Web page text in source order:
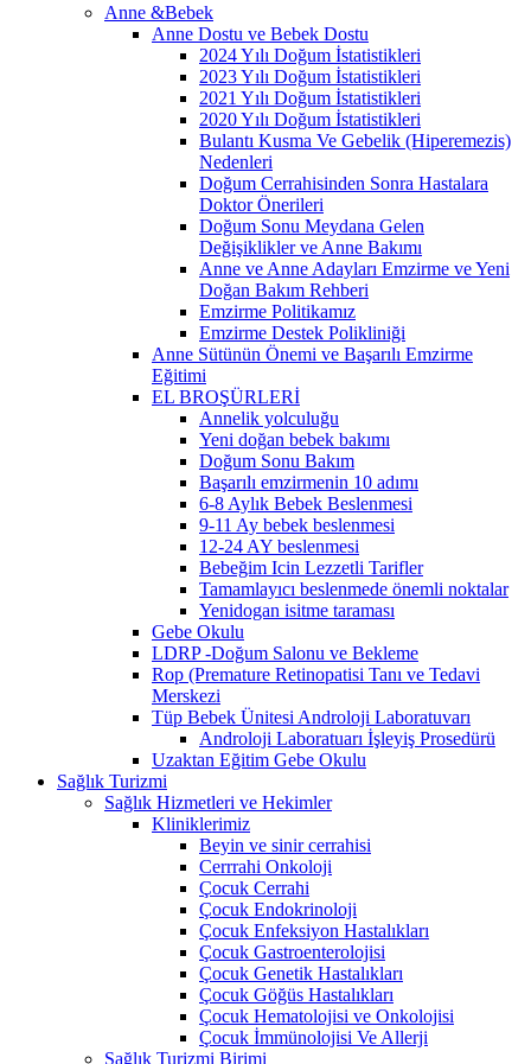
Anne &Bebek
Anne Dostu ve Bebek Dostu
2024 Yılı Doğum İstatistikleri
2023 Yılı Doğum İstatistikleri
2021 Yılı Doğum İstatistikleri
2020 Yılı Doğum İstatistikleri
Bulantı Kusma Ve Gebelik (Hiperemezis)
Nedenleri
Doğum Cerrahisinden Sonra Hastalara
Doktor Önerileri
Doğum Sonu Meydana Gelen
Değişiklikler ve Anne Bakımı
Anne ve Anne Adayları Emzirme ve Yeni
Doğan Bakım Rehberi
Emzirme Politikamız
Emzirme Destek Polikliniği
Anne Sütünün Önemi ve Başarılı Emzirme
Eğitimi
EL BROŞÜRLERİ
Annelik yolculuğu
Yeni doğan bebek bakımı
Doğum Sonu Bakım
Başarılı emzirmenin 10 adımı
6-8 Aylık Bebek Beslenmesi
9-11 Ay bebek beslenmesi
12-24 AY beslenmesi
Bebeğim Icin Lezzetli Tarifler
Tamamlayıcı beslenmede önemli noktalar
Yenidogan isitme taraması
Gebe Okulu
LDRP -Doğum Salonu ve Bekleme
Rop (Premature Retinopatisi Tanı ve Tedavi
Merskezi
Tüp Bebek Ünitesi Androloji Laboratuvarı
Androloji Laboratuarı İşleyiş Prosedürü
Uzaktan Eğitim Gebe Okulu
Sağlık Turizmi
Sağlık Hizmetleri ve Hekimler
Kliniklerimiz
Beyin ve sinir cerrahisi
Cerrrahi Onkoloji
Çocuk Cerrahi
Çocuk Endokrinoloji
Çocuk Enfeksiyon Hastalıkları
Çocuk Gastroenterolojisi
Çocuk Genetik Hastalıkları
Çocuk Göğüs Hastalıkları
Çocuk Hematolojisi ve Onkolojisi
Çocuk İmmünolojisi Ve Allerji
Sağlık Turizmi Birimi